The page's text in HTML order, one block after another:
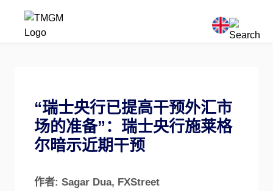
“瑞士央行已提高干预外汇市
场的准备”：瑞士央行施莱格
尔暗示近期干预
作者: Sagar Dua, FXStreet